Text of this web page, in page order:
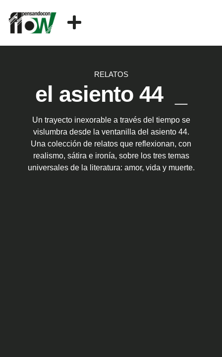
RELATOS
el asiento 44
Un trayecto inexorable a través del tiempo se
vislumbra desde la ventanilla del asiento 44.
Una colección de relatos que reflexionan, con
realismo, sátira e ironía, sobre los tres temas
universales de la literatura: amor, vida y muerte.